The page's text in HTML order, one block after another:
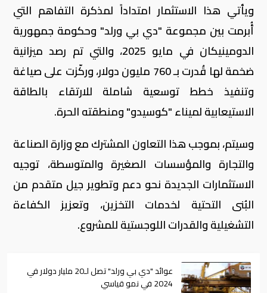
ويأتي هذا الاستثمار امتداداً لمذكرة التفاهم التي
أُبرمت بين مجموعة "دي بي ورلد" وحكومة جمهورية
الدومينيكان في مايو 2025، والتي تم رصد ميزانية
ضخمة لها قُدرت بـ 760 مليون دولار، وركّزت على صياغة
وتنفيذ خطط توسعية شاملة للارتقاء بالطاقة
الاستيعابية لميناء "كوسيدو" ومنطقته الحرة.
وسيتم، بموجب هذا التعاون المشترك مع وزارة الصناعة
والتجارة والمؤسسات الصغيرة والمتوسطة، توجيه
الاستثمارات الجديدة نحو دعم وتطوير جيل متقدم من
البُنى التحتية لخدمات التخزين، وتعزيز الكفاءة
التشغيلية والقدرات اللوجستية للمشروع.
عوائد "دي بي ورلد" تصل لـ20 مليار دولار في
2024 في نمو قياسي